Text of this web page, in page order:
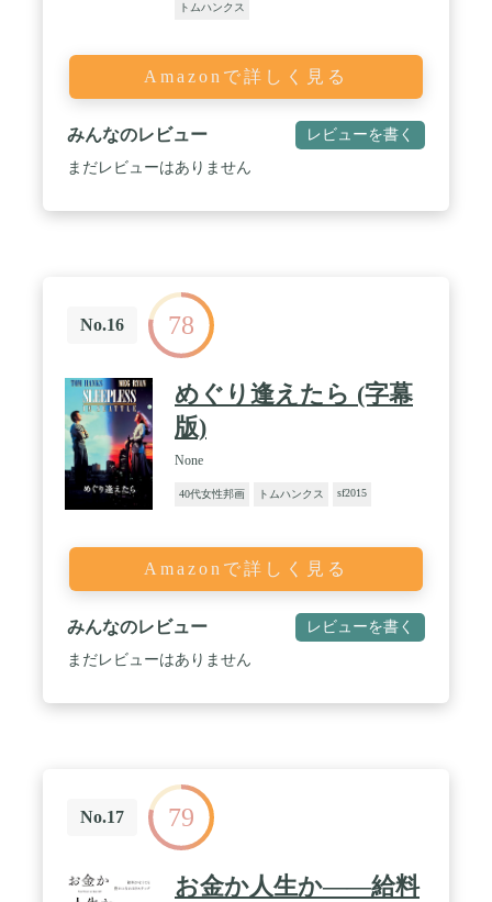
トムハンクス
Amazonで詳しく見る
みんなのレビュー レビューを書く
まだレビューはありません
No.16 78
めぐり逢えたら (字幕
版)
None
40代女性邦画 トムハンクス sf2015
Amazonで詳しく見る
みんなのレビュー レビューを書く
まだレビューはありません
No.17 79
お金か人生か――給料